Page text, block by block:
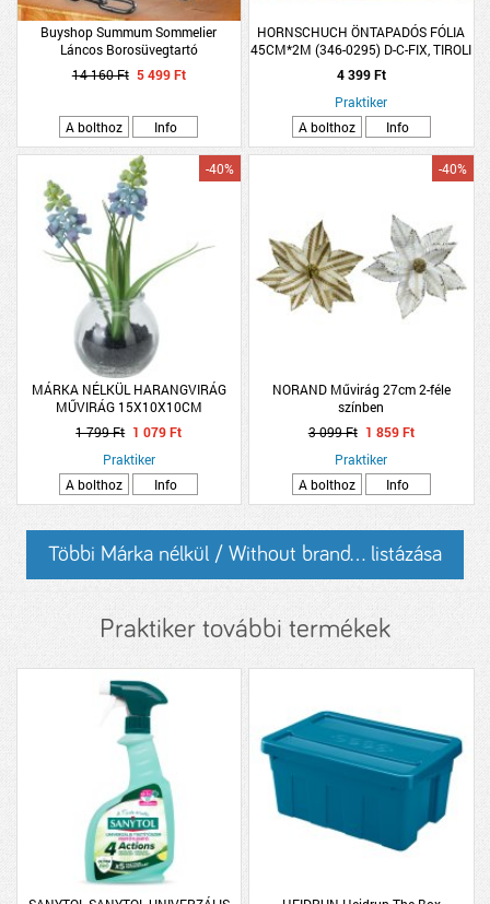
Buyshop Summum Sommelier
Láncos Borosüvegtartó
14 160 Ft 5 499 Ft
A bolthoz Info
HORNSCHUCH ÖNTAPADÓS FÓLIA
45CM*2M (346-0295) D-C-FIX, TIROLI
BÜKK (R:149315)
4 399 Ft
Praktiker
A bolthoz
Info
MÁRKA NÉLKÜL HARANGVIRÁG
MŰVIRÁG 15X10X10CM
HÁROMFÉLE
-40%
1 799 Ft 1 079 Ft
Praktiker
A bolthoz
Info
NORAND Művirág 27cm 2-féle
színben
-40%
3 099 Ft 1 859 Ft
Praktiker
A bolthoz
Info
Többi Márka nélkül / Without brand... listázása
Praktiker további termékek